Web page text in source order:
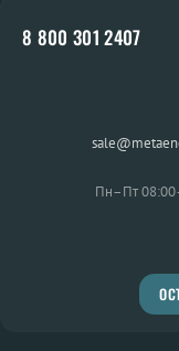
8 800 301 2407
Пн–Пт